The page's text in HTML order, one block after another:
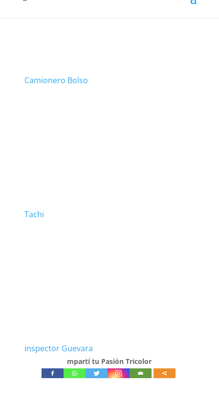
Camionero Bolso
Tachi
inspector Guevara
mpartí tu Pasión Tricolor